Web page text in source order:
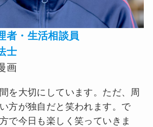
・生活相談員
士
画
を大切にしています。ただ、周
方が独自だと笑われます。で
で今日も楽しく笑っていきま